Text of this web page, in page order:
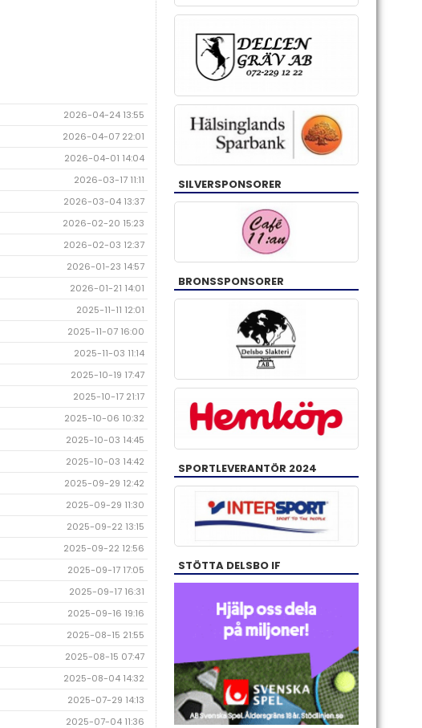
2026-04-24 13:55
2026-04-07 22:01
2026-04-01 14:04
2026-03-17 11:11
2026-03-04 13:37
2026-02-20 15:23
2026-02-03 12:37
2026-01-23 14:57
2026-01-21 14:01
2025-11-11 12:01
2025-11-07 16:00
2025-11-03 11:14
2025-10-19 17:47
2025-10-17 21:17
2025-10-06 10:32
2025-10-03 14:45
2025-10-03 14:42
2025-09-29 12:42
2025-09-29 11:30
2025-09-22 13:15
2025-09-22 12:56
2025-09-17 17:05
2025-09-17 16:31
2025-09-16 19:16
2025-08-15 21:55
2025-08-15 07:47
2025-08-04 14:32
2025-07-29 14:13
2025-07-04 11:36
SILVERSPONSORER
BRONSSPONSORER
SPORTLEVERANTÖR 2024
STÖTTA DELSBO IF